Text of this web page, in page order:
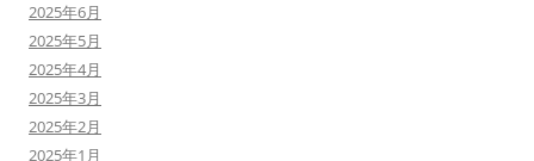
2025年6月
2025年5月
2025年4月
2025年3月
2025年2月
2025年1月